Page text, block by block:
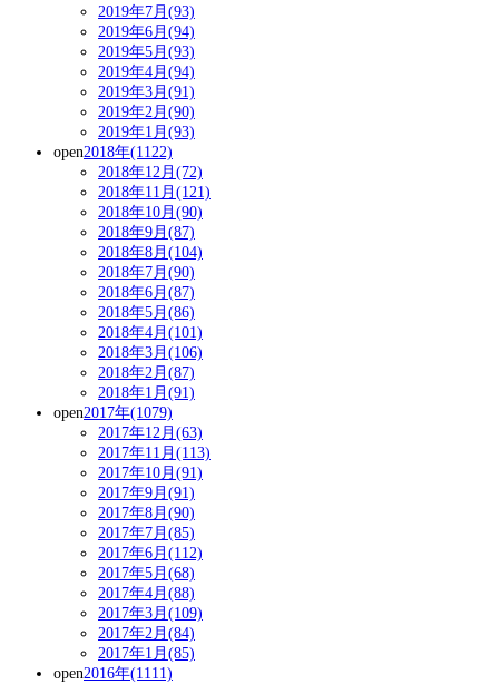
2019年7月(93)
2019年6月(94)
2019年5月(93)
2019年4月(94)
2019年3月(91)
2019年2月(90)
2019年1月(93)
open2018年(1122)
2018年12月(72)
2018年11月(121)
2018年10月(90)
2018年9月(87)
2018年8月(104)
2018年7月(90)
2018年6月(87)
2018年5月(86)
2018年4月(101)
2018年3月(106)
2018年2月(87)
2018年1月(91)
open2017年(1079)
2017年12月(63)
2017年11月(113)
2017年10月(91)
2017年9月(91)
2017年8月(90)
2017年7月(85)
2017年6月(112)
2017年5月(68)
2017年4月(88)
2017年3月(109)
2017年2月(84)
2017年1月(85)
open2016年(1111)